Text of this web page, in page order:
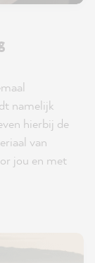
namelijk
hierbij de
van
jou en met